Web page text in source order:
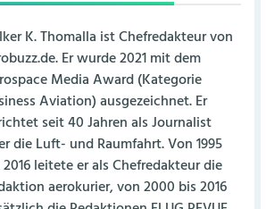
K. Thomalla ist Chefredakteur von
Er wurde 2021 mit dem
Media Award (Kategorie
Aviation) ausgezeichnet. Er
seit 40 Jahren als Journalist
die Luft- und Raumfahrt. Von 1995
2016 leitete er als Chefredakteur die
aerokurier, von 2000 bis 2016